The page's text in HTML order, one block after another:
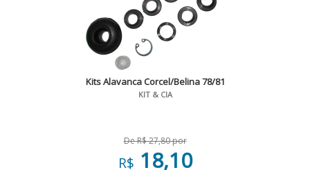
Kits Alavanca Corcel/Belina 78/81
KIT & CIA
De R$ 27,80 por
R$ 18,10